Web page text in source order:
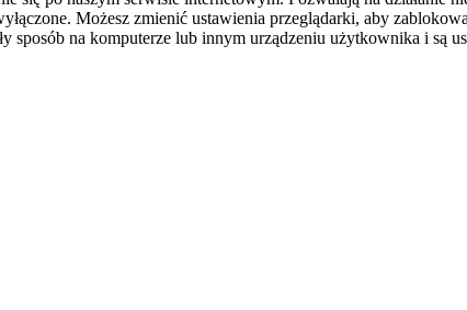
Możesz zmienić ustawienia przeglądarki, aby
sposób na komputerze lub innym urządzeniu użytkownika i są